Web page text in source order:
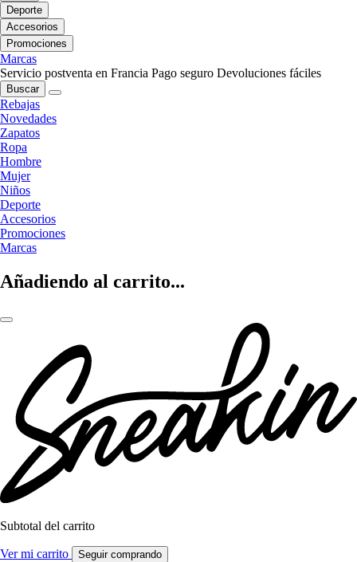
Deporte
Accesorios
Promociones
Marcas
Servicio postventa en Francia Pago seguro Devoluciones fáciles
Buscar
Rebajas
Novedades
Zapatos
Ropa
Hombre
Mujer
Niños
Deporte
Accesorios
Promociones
Marcas
Añadiendo al carrito...
Subtotal del carrito
Ver mi carrito Seguir comprando